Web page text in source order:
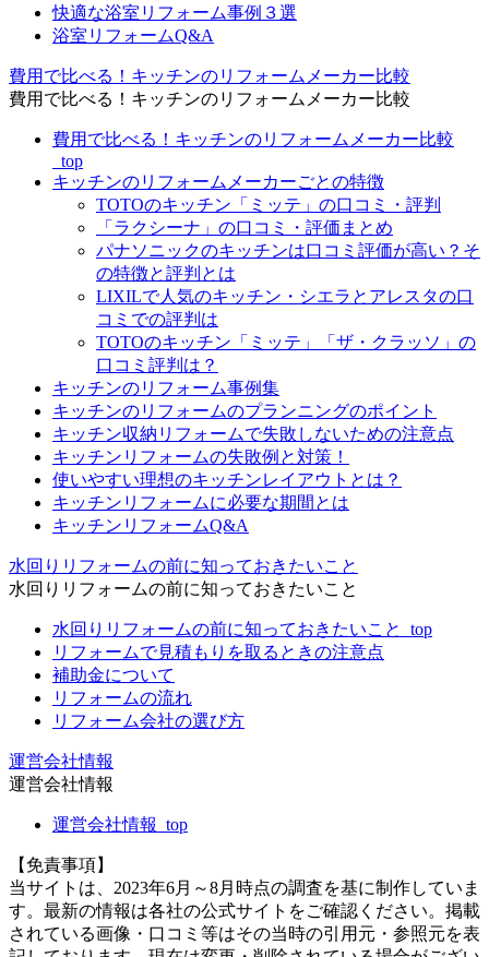
快適な浴室リフォーム事例３選
浴室リフォームQ&A
費用で比べる！キッチンのリフォームメーカー比較
費用で比べる！キッチンのリフォームメーカー比較
費用で比べる！キッチンのリフォームメーカー比較
_top
キッチンのリフォームメーカーごとの特徴
TOTOのキッチン「ミッテ」の口コミ・評判
「ラクシーナ」の口コミ・評価まとめ
パナソニックのキッチンは口コミ評価が高い？そ
の特徴と評判とは
LIXILで人気のキッチン・シエラとアレスタの口
コミでの評判は
TOTOのキッチン「ミッテ」「ザ・クラッソ」の
口コミ評判は？
キッチンのリフォーム事例集
キッチンのリフォームのプランニングのポイント
キッチン収納リフォームで失敗しないための注意点
キッチンリフォームの失敗例と対策！
使いやすい理想のキッチンレイアウトとは？
キッチンリフォームに必要な期間とは
キッチンリフォームQ&A
水回りリフォームの前に知っておきたいこと
水回りリフォームの前に知っておきたいこと
水回りリフォームの前に知っておきたいこと_top
リフォームで見積もりを取るときの注意点
補助金について
リフォームの流れ
リフォーム会社の選び方
運営会社情報
運営会社情報
運営会社情報_top
【免責事項】
当サイトは、2023年6月～8月時点の調査を基に制作していま
す。最新の情報は各社の公式サイトをご確認ください。掲載
されている画像・口コミ等はその当時の引用元・参照元を表